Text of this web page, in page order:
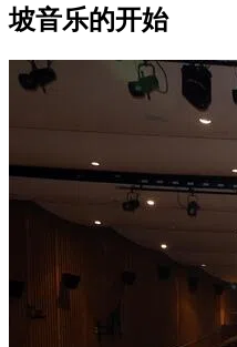
坡音乐的开始